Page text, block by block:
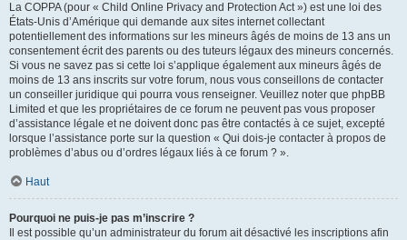
La COPPA (pour « Child Online Privacy and Protection Act ») est une loi des
États-Unis d’Amérique qui demande aux sites internet collectant
potentiellement des informations sur les mineurs âgés de moins de 13 ans un
consentement écrit des parents ou des tuteurs légaux des mineurs concernés.
Si vous ne savez pas si cette loi s’applique également aux mineurs âgés de
moins de 13 ans inscrits sur votre forum, nous vous conseillons de contacter
un conseiller juridique qui pourra vous renseigner. Veuillez noter que phpBB
Limited et que les propriétaires de ce forum ne peuvent pas vous proposer
d’assistance légale et ne doivent donc pas être contactés à ce sujet, excepté
lorsque l’assistance porte sur la question « Qui dois-je contacter à propos de
problèmes d’abus ou d’ordres légaux liés à ce forum ? ».
Haut
Pourquoi ne puis-je pas m’inscrire ?
Il est possible qu’un administrateur du forum ait désactivé les inscriptions afin